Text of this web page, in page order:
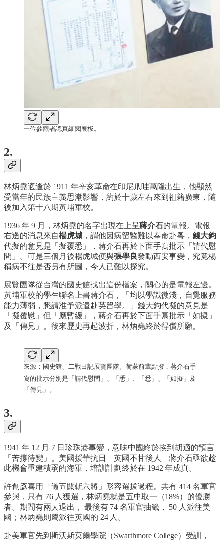
一位參觀者認真細閱展板。
2.
林炳堯適逢於 1911 年辛亥革命在印尼爪哇萬隆出生，他顯然
受當年的民族主義思潮影響，約於十歲左右來到祖籍廣東，隨
後加入第十八期黃埔軍校。
1936 年 9 月，林炳堯的名字出現在上呈蔣介石的電報。電報
右邊的消息來自楊虎城 ，謂他因病留醫難以奉命赴粵， 錢大鈞
代擬的意見是「擬覆悉」，蔣介石再於下面手寫批示「請代慰
問」。可是三個月後楊虎城便與張學良發動西安事變，究竟楊
稱病不往是否另有所圖，今人已難以探究。
展覽團隊從台灣的國史館找出這份檔案，關心的是電報左邊。
黃埔軍校的學生聯名上書蔣介石，「均以學識微淺，自覺服務
能力薄弱，懇請准予派遣赴英留學。」錢大鈞代擬的意見是
「擬覆慰」但「應暫緩」，蔣介石再於下面手寫批示「如擬」
及「傳見」。後來歷史再起波折，林炳堯終於得償所願。
來源：國史館、二戰日記展覽團隊。荷蒙前輩點撥，蔣介石手
寫的批示分別是「請代慰問」、「悉」、「悉」、「如擬」及
「傳見」。
3.
1941 年 12 月 7 日珍珠港事變，意味中國終於挨到胡適的預言
「苦撐待變」。美國援華抗日，英國不甘後人，蔣介石亟欲趁
此機會重建積弱的海軍，培訓計劃終於在 1942 年成真。
許創彥喜用「過五關斬六將」形容選拔過程。共有 414 名軍官
參與，只有 76 人獲選，林炳堯就是五中取一（18%）的優勝
者。期間有兩人退出， 最後有 74 名軍官抽籤， 50 人派往美
國；林炳堯則屬派往英國的 24 人。
赴美軍官先到斯沃斯莫爾學院（Swarthmore College）受訓，